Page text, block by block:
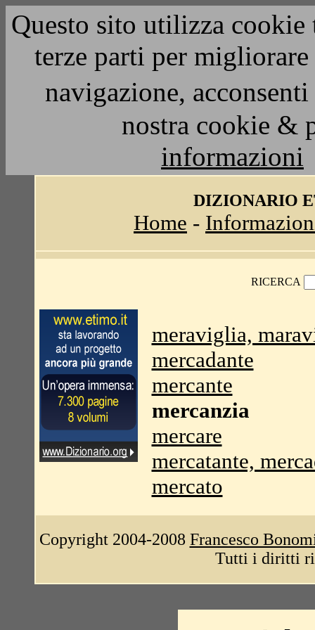
Questo sito utilizza
terze parti per
navigazione,
nostra cookie &
informazioni
DIZIONARIO
Home -
RICERCA
meraviglia,
mercadante
mercante
mercanzia
mercare
mercatante,
mercato
Copyright 2004-2008 Francesco
Tutti i diritti